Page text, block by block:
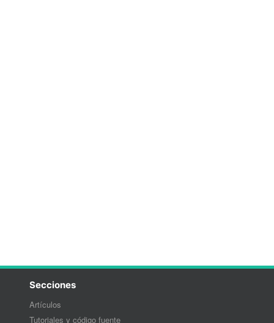
Secciones
Artículos
Tutoriales y código fuente